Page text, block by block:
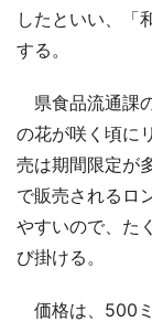
したといい、「
する。
県食品流通課
の花が咲く頃に
売は期間限定が
で販売されるロ
やすいので、た
び掛ける。
価格は、500